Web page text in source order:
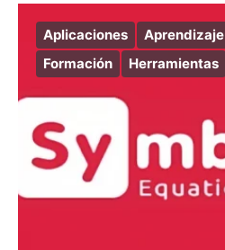
Aplicaciones Aprendizaje
Formación
Herramientas